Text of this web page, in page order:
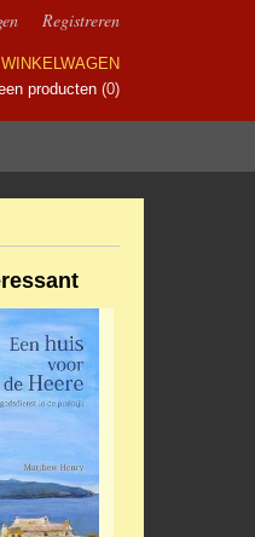
Registreren
producten (0)